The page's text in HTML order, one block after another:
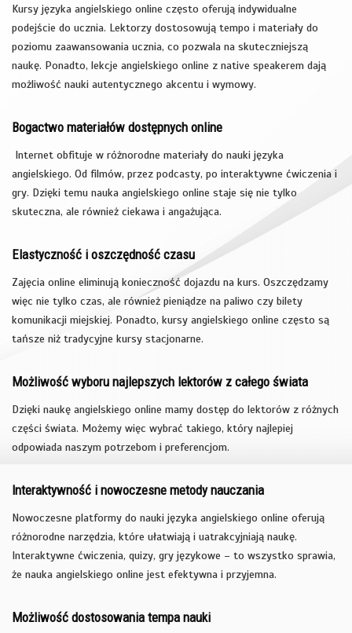
Kursy języka angielskiego online często oferują indywidualne
podejście do ucznia. Lektorzy dostosowują tempo i materiały do
poziomu zaawansowania ucznia, co pozwala na skuteczniejszą
naukę. Ponadto, lekcje angielskiego online z native speakerem dają
możliwość nauki autentycznego akcentu i wymowy.
Bogactwo materiałów dostępnych online
Internet obfituje w różnorodne materiały do nauki języka
angielskiego. Od filmów, przez podcasty, po interaktywne ćwiczenia i
gry. Dzięki temu nauka angielskiego online staje się nie tylko
skuteczna, ale również ciekawa i angażująca.
Elastyczność i oszczędność czasu
Zajęcia online eliminują konieczność dojazdu na kurs. Oszczędzamy
więc nie tylko czas, ale również pieniądze na paliwo czy bilety
komunikacji miejskiej. Ponadto, kursy angielskiego online często są
tańsze niż tradycyjne kursy stacjonarne.
Możliwość wyboru najlepszych lektorów z całego świata
Dzięki naukę angielskiego online mamy dostęp do lektorów z różnych
części świata. Możemy więc wybrać takiego, który najlepiej
odpowiada naszym potrzebom i preferencjom.
Interaktywność i nowoczesne metody nauczania
Nowoczesne platformy do nauki języka angielskiego online oferują
różnorodne narzędzia, które ułatwiają i uatrakcyjniają naukę.
Interaktywne ćwiczenia, quizy, gry językowe – to wszystko sprawia,
że nauka angielskiego online jest efektywna i przyjemna.
Możliwość dostosowania tempa nauki